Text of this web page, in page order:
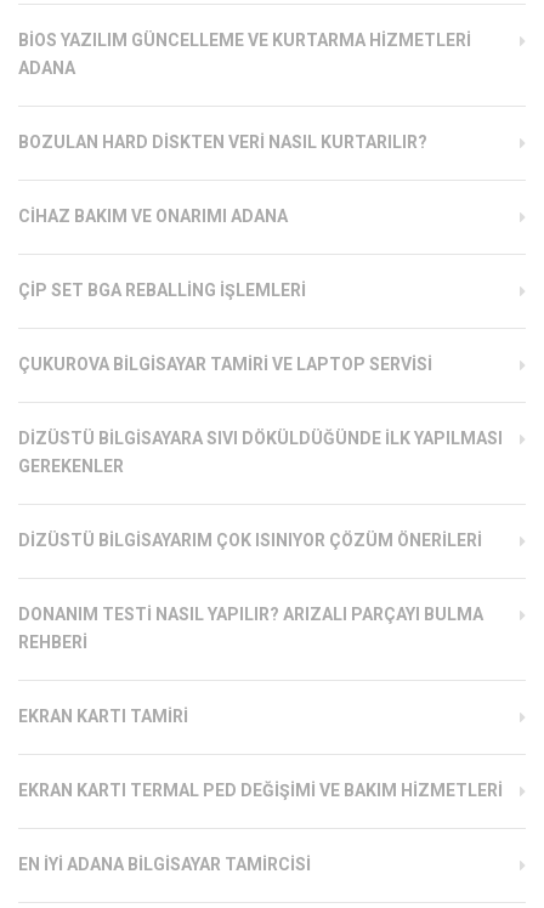
BIOS YAZILIM GÜNCELLEME VE KURTARMA HIZMETLERI
ADANA
BOZULAN HARD DISKTEN VERI NASIL KURTARILIR?
CIHAZ BAKIM VE ONARIMI ADANA
ÇIP SET BGA REBALLING İŞLEMLERI
ÇUKUROVA BILGISAYAR TAMIRI VE LAPTOP SERVISI
DIZÜSTÜ BILGISAYARA SIVI DÖKÜLDÜĞÜNDE İLK YAPILMASI
GEREKENLER
DIZÜSTÜ BILGISAYARIM ÇOK ISINIYOR ÇÖZÜM ÖNERILERI
DONANIM TESTI NASIL YAPILIR? ARIZALI PARÇAYI BULMA
REHBERI
EKRAN KARTI TAMIRI
EKRAN KARTI TERMAL PED DEĞIŞIMI VE BAKIM HIZMETLERI
EN İYI ADANA BILGISAYAR TAMIRCISI